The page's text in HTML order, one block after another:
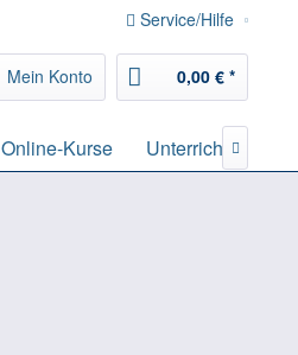
Service/Hilfe
Mein Konto 0,00 € *
Online-Kurse 